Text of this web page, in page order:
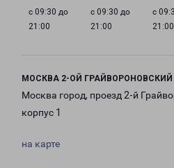
с 09:30 до
21:00
с 09:30 до
21:00
с
21:00
МОСКВА 2-ОЙ ГРАЙВОРОНОВСКИЙ
Москва город, проезд 2-й
корпус 1
на карте